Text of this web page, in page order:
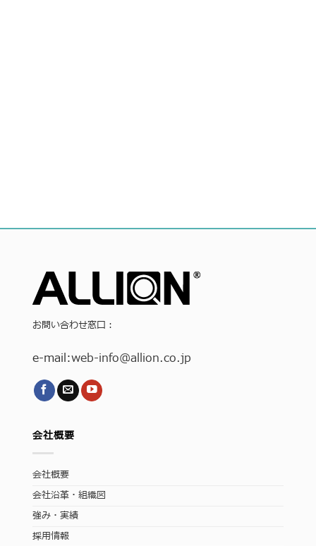
お問い合わせ窓口：
e-mail:web-info@allion.co.jp
会社概要
会社概要
会社沿革・組織図
強み・実績
採用情報